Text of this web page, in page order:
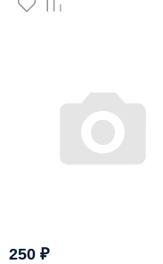
250 ₽